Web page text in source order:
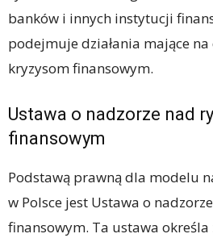
banków i innych instytucji
podejmuje działania mające
kryzysom finansowym.
Ustawa o nadzorze nad
finansowym
Podstawą prawną dla modelu
w Polsce jest Ustawa o
finansowym. Ta ustawa